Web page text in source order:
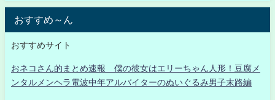
おすすめ～ん
おすすめサイト
おネコさん的まとめ速報 僕の彼女はエリーちゃん人形！豆腐メ
ンタルメンヘラ電波中年アルバイターのぬいぐるみ男子末路編